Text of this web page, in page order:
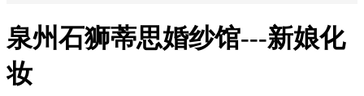
泉州石狮蒂思婚纱馆---新娘化
妆